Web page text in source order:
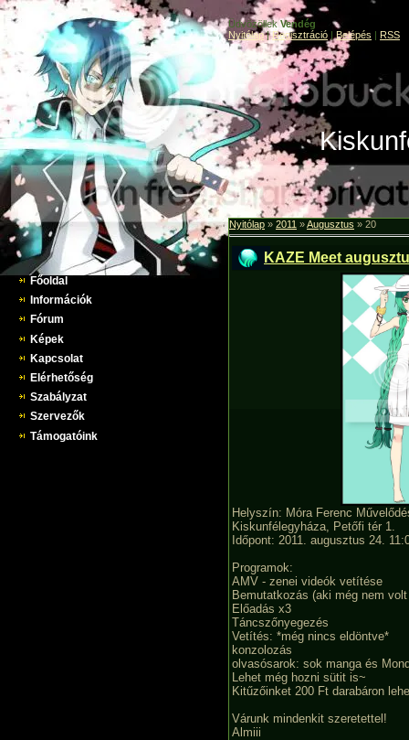
Főoldal
Információk
Fórum
Képek
Kapcsolat
Elérhetőség
Szabályzat
Szervezők
Támogatóink
Üdvözöllek Vendég
Nyitólap|Regisztráció |Belépés | RSS
Nyitólap » 2011 »Augusztus » 20
KAZE Meet
Helyszín: Móra Ferenc
Kiskunfélegyháza, Petőfi tér 1.
Időpont: 2011. augusztus 24.
Programok:
AMV - zenei videók vetítése
Bemutatkozás (aki még nem
Előadás x3
Táncszőnyegezés
Vetítés: *még nincs eldöntve*
konzolozás
olvasósarok: sok manga és
Lehet még hozni sütit is~
Kitűzőinket 200 Ft darabáron
Várunk mindenkit szeretettel!
Almiii